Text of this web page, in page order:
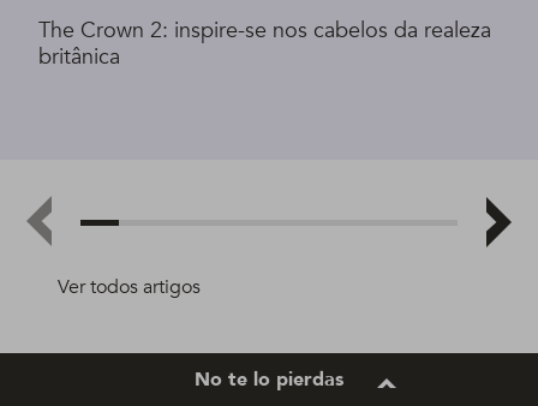
Ver todos artigos
The Crown 2: inspire-se nos cabelos da realeza
britânica
No te lo pierdas